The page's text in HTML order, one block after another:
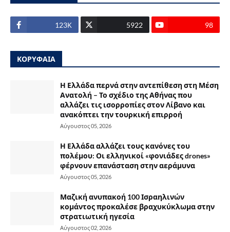
123Κ 5922 98
ΚΟΡΥΦΑΙΑ
Η Ελλάδα περνά στην αντεπίθεση στη Μέση
Ανατολή – Το σχέδιο της Αθήνας που
αλλάζει τις ισορροπίες στον Λίβανο και
ανακόπτει την τουρκική επιρροή
Αύγουστος 05, 2026
Η Ελλάδα αλλάζει τους κανόνες του
πολέμου: Οι ελληνικοί «φονιάδες drones»
φέρνουν επανάσταση στην αεράμυνα
Αύγουστος 05, 2026
Μαζική ανυπακοή 100 Ισραηλινών
κομάντος προκαλέσε βραχυκύκλωμα στην
στρατιωτική ηγεσία
Αύγουστος 02, 2026